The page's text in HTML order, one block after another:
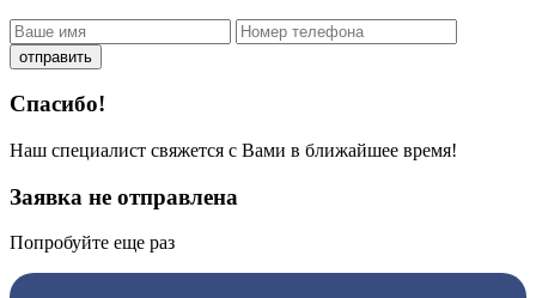
отправить
Спасибо!
Наш специалист свяжется с Вами в ближайшее время!
Заявка не отправлена
Попробуйте еще раз